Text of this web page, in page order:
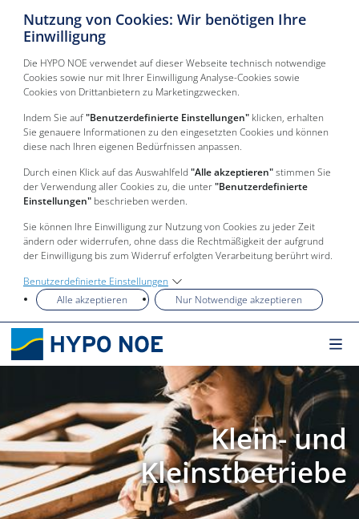
Nutzung von Cookies: Wir benötigen Ihre
Einwilligung
Die HYPO NOE verwendet auf dieser Webseite technisch notwendige
Cookies sowie nur mit Ihrer Einwilligung Analyse-Cookies sowie
Cookies von Drittanbietern zu Marketingzwecken.
Indem Sie auf"Benutzerdefinierte Einstellungen" klicken, erhalten
Sie genauere Informationen zu den eingesetzten Cookies und können
diese nach Ihren eigenen Bedürfnissen anpassen.
Durch einen Klick auf das Auswahlfeld "Alle akzeptieren"stimmen Sie
der Verwendung aller Cookies zu, die unter"Benutzerdefinierte
Einstellungen" beschrieben werden.
Sie können Ihre Einwilligung zur Nutzung von Cookies zu jeder Zeit
ändern oder widerrufen, ohne dass die Rechtmäßigkeit der aufgrund
der Einwilligung bis zum Widerruf erfolgten Verarbeitung berührt wird.
Benutzerdefinierte Einstellungen
Alle akzeptieren
Nur Notwendige akzeptieren
Klein- und
Kleinstbetriebe